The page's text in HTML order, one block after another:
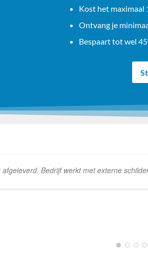
Kost het maximaal
Ontvang je
Bespaart tot wel
Bedrijf werkt met externe
1 2 3 4